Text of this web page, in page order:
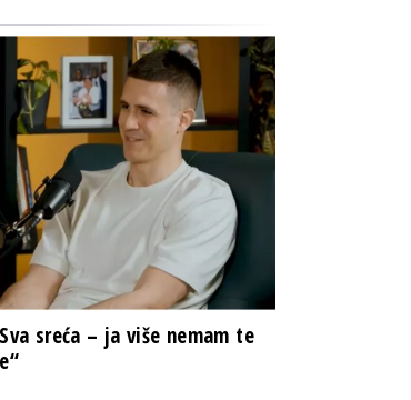
sreća – ja više nemam te